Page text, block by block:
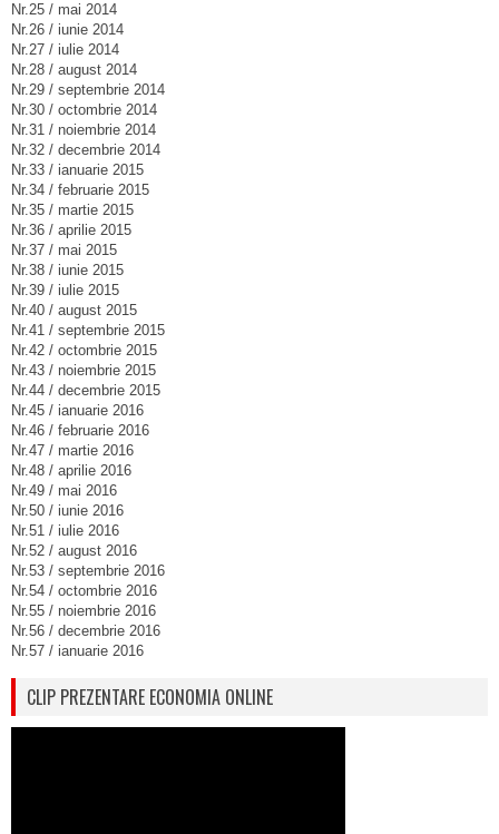
Nr.25 / mai 2014
Nr.26 / iunie 2014
Nr.27 / iulie 2014
Nr.28 / august 2014
Nr.29 / septembrie 2014
Nr.30 / octombrie 2014
Nr.31 / noiembrie 2014
Nr.32 / decembrie 2014
Nr.33 / ianuarie 2015
Nr.34 / februarie 2015
Nr.35 / martie 2015
Nr.36 / aprilie 2015
Nr.37 / mai 2015
Nr.38 / iunie 2015
Nr.39 / iulie 2015
Nr.40 / august 2015
Nr.41 / septembrie 2015
Nr.42 / octombrie 2015
Nr.43 / noiembrie 2015
Nr.44 / decembrie 2015
Nr.45 / ianuarie 2016
Nr.46 / februarie 2016
Nr.47 / martie 2016
Nr.48 / aprilie 2016
Nr.49 / mai 2016
Nr.50 / iunie 2016
Nr.51 / iulie 2016
Nr.52 / august 2016
Nr.53 / septembrie 2016
Nr.54 / octombrie 2016
Nr.55 / noiembrie 2016
Nr.56 / decembrie 2016
Nr.57 / ianuarie 2016
CLIP PREZENTARE ECONOMIA ONLINE